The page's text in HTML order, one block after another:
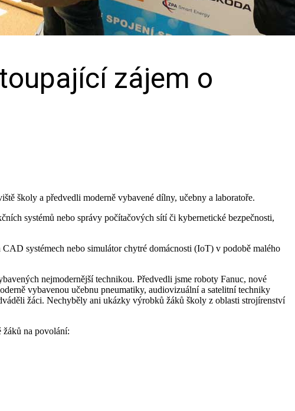
zájem o
školy a předvedli moderně vybavené dílny, učebny a laboratoře.
systémů nebo správy počítačových sítí či kybernetické bezpečnosti,
systémech nebo simulátor chytré domácnosti (IoT) v podobě malého
nejmodernější technikou. Předvedli jsme roboty Fanuc, nové
vybavenou učebnu pneumatiky, audiovizuální a satelitní techniky
žáci. Nechyběly ani ukázky výrobků žáků školy z oblasti strojírenství
na povolání: